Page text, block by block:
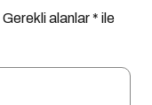
Gerekli alanlar* ile